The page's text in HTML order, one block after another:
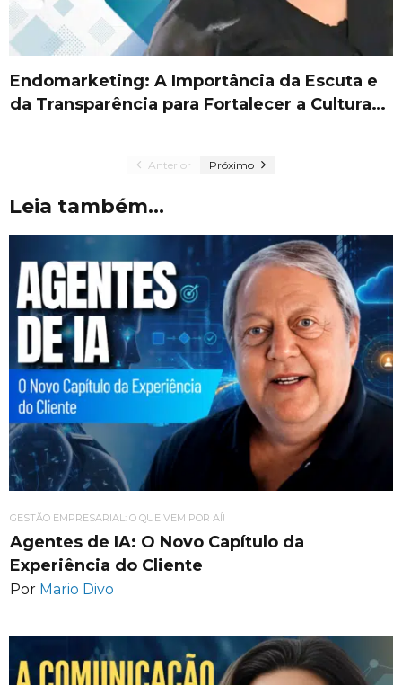
Endomarketing: A Importância da Escuta e
da Transparência para Fortalecer a Cultura…
Anterior Próximo
Leia também...
GESTÃO EMPRESARIAL: O QUE VEM POR AÍ!
Agentes de IA: O Novo Capítulo da
Experiência do Cliente
Por Mario Divo